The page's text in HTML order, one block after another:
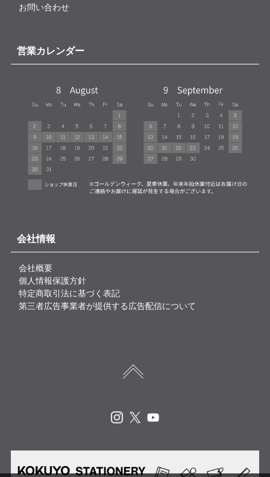
お問い合わせ
営業カレンダー
会社情報
会社概要
個人情報保護方針
特定商取引法に基づく表記
第三者広告事業者が提供する広告配信について